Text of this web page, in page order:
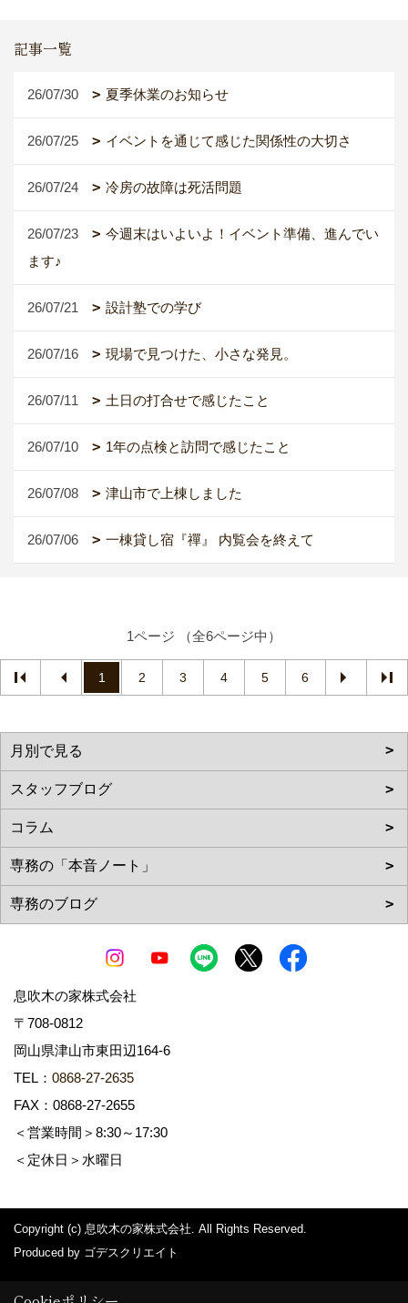
記事一覧
26/07/30 夏季休業のお知らせ
26/07/25 イベントを通じて感じた関係性の大切さ
26/07/24 冷房の故障は死活問題
26/07/23
今週末はいよいよ！イベント準備、進んでい
ます♪
26/07/21 設計塾での学び
26/07/16 現場で見つけた、小さな発見。
26/07/11 土日の打合せで感じたこと
26/07/10 1年の点検と訪問で感じたこと
26/07/08 津山市で上棟しました
26/07/06 一棟貸し宿『禪』 内覧会を終えて
1ページ （全6ページ中）
1 2 3 4 5 6
息吹木の家株式会社
〒708-0812
岡山県津山市東田辺164-6
TEL： 0868-27-2635
FAX：0868-27-2655
＜営業時間＞8:30～17:30
＜定休日＞水曜日
Copyright (c) 息吹木の家株式会社. All Rights Reserved.
Produced by ゴデスクリエイト